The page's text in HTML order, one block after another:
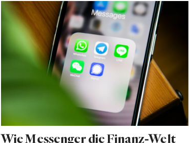
Wie Messenger die Finanz-Welt